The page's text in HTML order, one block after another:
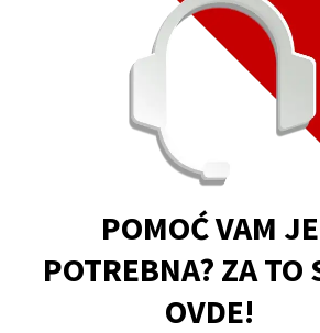
POMOĆ VAM JE
POTREBNA? ZA TO
OVDE!